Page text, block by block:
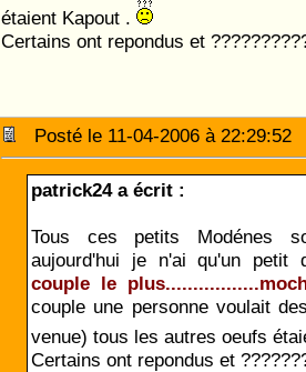
étaient Kapout .
Certains ont repondus et
Posté le 11-04-2006 à
patrick24 a écrit :
Tous ces petits Modénes
aujourd'hui je n'ai qu'un
couple le
couple une personne voulait
venue) tous les autres oeufs
Certains ont repondus et